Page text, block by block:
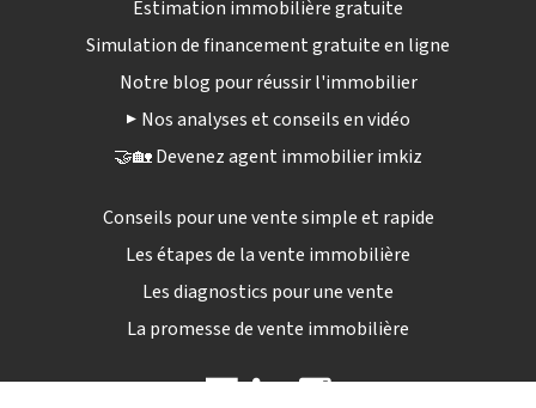
Estimation immobilière gratuite
Simulation de financement gratuite en ligne
Notre blog pour réussir l'immobilier
▶️ Nos analyses et conseils en vidéo
🤝🏡 Devenez agent immobilier imkiz
Conseils pour une vente simple et rapide
Les étapes de la vente immobilière
Les diagnostics pour une vente
La promesse de vente immobilière